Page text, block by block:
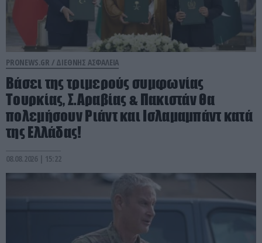
PRONEWS.GR / ΔΙΕΘΝΗΣ ΑΣΦΑΛΕΙΑ
Βάσει της τριμερούς συμφωνίας
Τουρκίας, Σ.Αραβίας & Πακιστάν θα
πολεμήσουν Ριάντ και Ισλαμαμπάντ κατά
της Ελλάδας!
08.08.2026 | 15:22